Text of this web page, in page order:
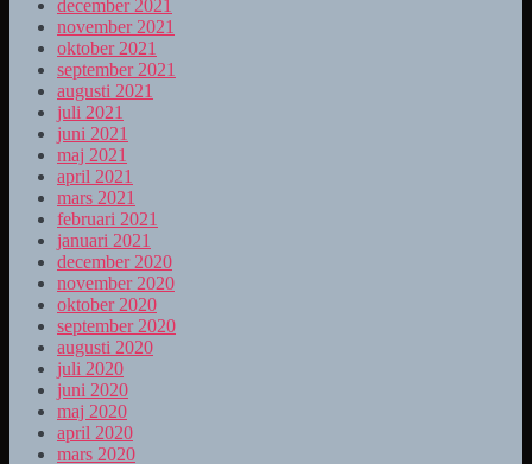
december 2021
november 2021
oktober 2021
september 2021
augusti 2021
juli 2021
juni 2021
maj 2021
april 2021
mars 2021
februari 2021
januari 2021
december 2020
november 2020
oktober 2020
september 2020
augusti 2020
juli 2020
juni 2020
maj 2020
april 2020
mars 2020